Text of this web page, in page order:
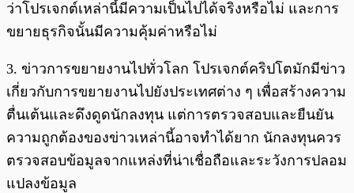
ว่าโปรเจกต์เหล่านี้มีความเป็นไปได้จริงหรือไม่ และการ
ขยายธุรกิจนั้นมีความคุ้มค่าหรือไม่
3. ข่าวการขยายงานไปทั่วโลก โปรเจกต์คริปโตมักมีข่าว
เกี่ยวกับการขยายงานไปยังประเทศต่าง ๆ เพื่อสร้างความ
ตื่นเต้นและดึงดูดนักลงทุน แต่การตรวจสอบและยืนยัน
ความถูกต้องของข่าวเหล่านี้อาจทำได้ยาก นักลงทุนควร
ตรวจสอบข้อมูลจากแหล่งที่น่าเชื่อถือและระวังการปลอม
แปลงข้อมูล